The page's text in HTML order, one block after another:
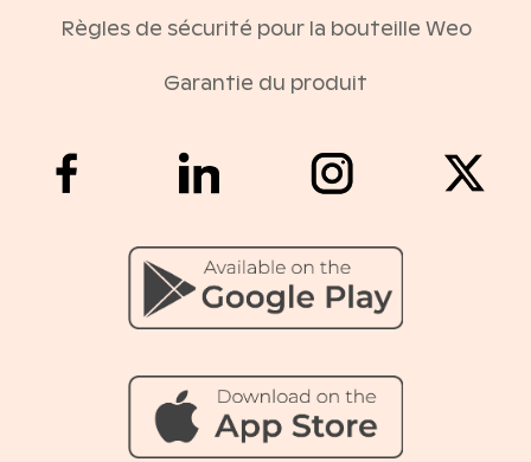
Règles de sécurité pour la bouteille Weo
Garantie du produit